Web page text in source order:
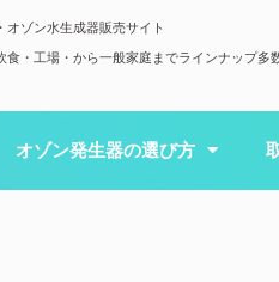
オゾン水生成器販売サイト
食・工場・から一般家庭までラインナップ多
オゾン発生器の選び方